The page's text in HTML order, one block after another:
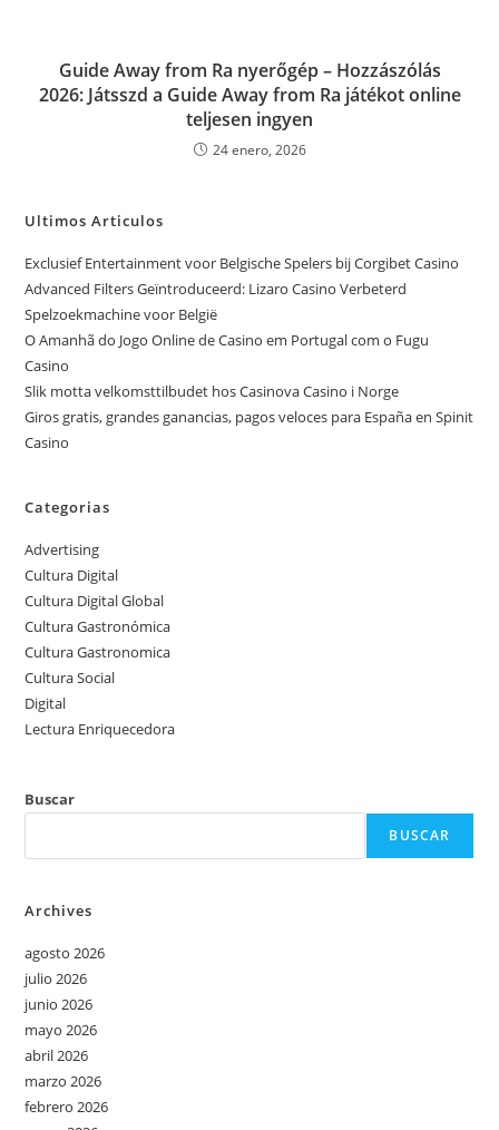
Guide Away from Ra nyerőgép – Hozzászólás
2026: Játsszd a Guide Away from Ra játékot online
teljesen ingyen
24 enero, 2026
Ultimos Articulos
Exclusief Entertainment voor Belgische Spelers bij Corgibet Casino
Advanced Filters Geïntroduceerd: Lizaro Casino Verbeterd
Spelzoekmachine voor België
O Amanhã do Jogo Online de Casino em Portugal com o Fugu
Casino
Slik motta velkomsttilbudet hos Casinova Casino i Norge
Giros gratis, grandes ganancias, pagos veloces para España en Spinit
Casino
Categorias
Advertising
Cultura Digital
Cultura Digital Global
Cultura Gastronómica
Cultura Gastronomica
Cultura Social
Digital
Lectura Enriquecedora
Buscar
BUSCAR
Archives
agosto 2026
julio 2026
junio 2026
mayo 2026
abril 2026
marzo 2026
febrero 2026